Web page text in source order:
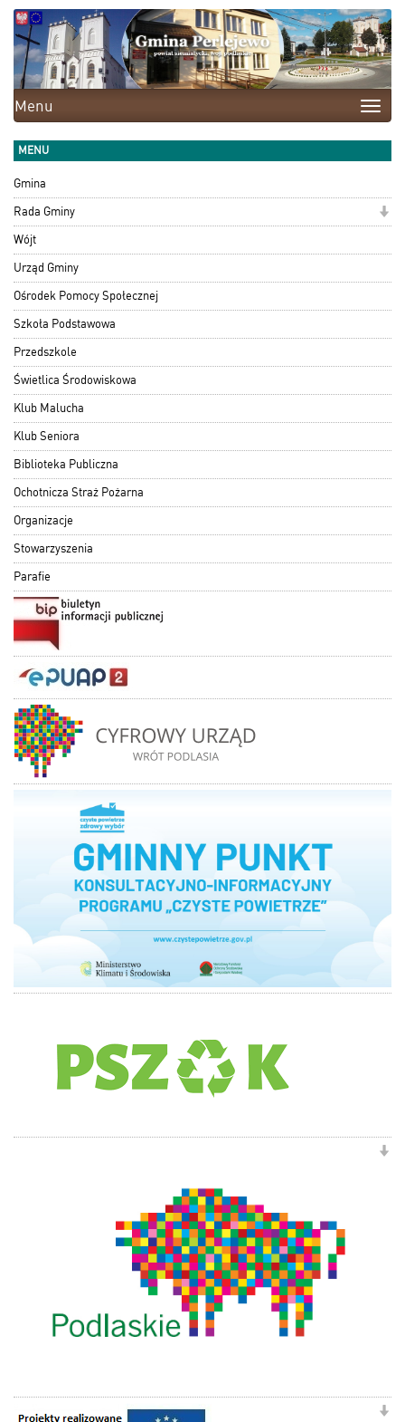
Toggle
Menu
MENU
Gmina
Rada Gminy
Wójt
Urząd Gminy
Ośrodek Pomocy Społecznej
Szkoła Podstawowa
Przedszkole
Świetlica Środowiskowa
Klub Malucha
Klub Seniora
Biblioteka Publiczna
Ochotnicza Straż Pożarna
Organizacje
Stowarzyszenia
Parafie